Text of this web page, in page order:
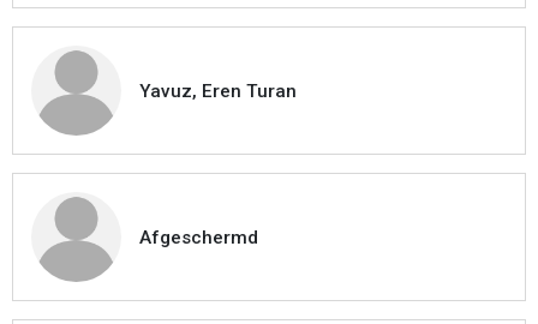
Yavuz, Eren Turan
Afgeschermd